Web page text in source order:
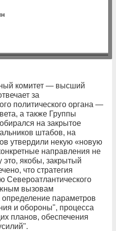
комитет — высший
за
политического органа —
а также Группы
на закрытое
штабов, на
утвердили некую «новую
направления не
это, якобы, закрытый
что стратегия
Североатлантического
вызовам
определение параметров
и обороны", процесса
планов, обеспечения